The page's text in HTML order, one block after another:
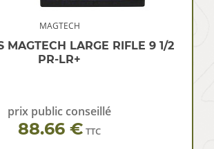
MAGTECH
MAGTECH LARGE RIFLE 9 1/2
PR-LR+
prix public conseillé
88.66 € TTC